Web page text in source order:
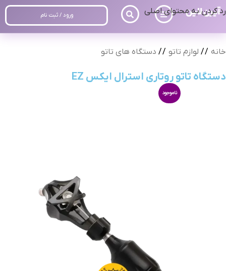
رد کردن به محتوای اصلی ورود / ثبت نام
خانه / لوازم تاتو / دستگاه های تاتو
دستگاه تاتو روتاری استرال ایکس EZ
ناموجود